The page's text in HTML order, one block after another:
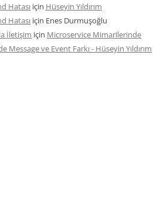
Hatası için Hüseyin Yıldırım
Hatası için Enes Durmuşoğlu
İletişim için Microservice Mimarilerinde
Message ve Event Farkı - Hüseyin Yıldırım